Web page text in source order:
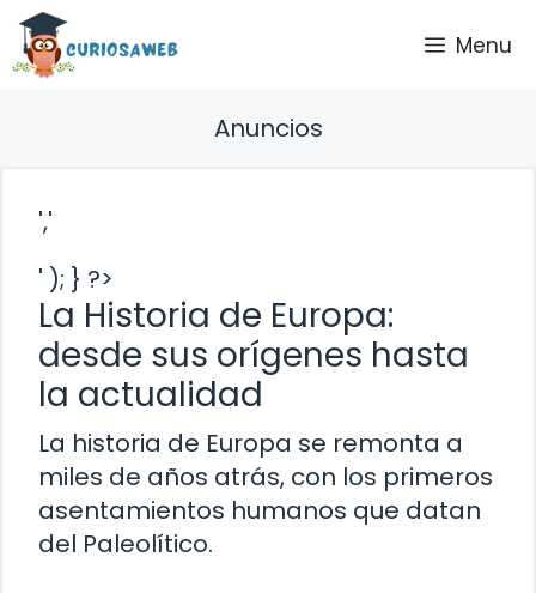
Saltar
contenido
Menu
Anuncios
','
' ); } ?>
La Historia de Europa:
desde sus orígenes hasta
la actualidad
La historia de Europa se remonta a
miles de años atrás, con los primeros
asentamientos humanos que datan
del Paleolítico.